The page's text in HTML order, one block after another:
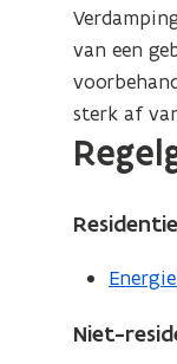
van een
sterk af
Niet-